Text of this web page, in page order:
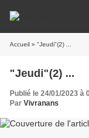
Accueil » "Jeudi"(2) ...
"Jeudi"(2) ...
Publié le 24/01/2023 à
Par Vivranans